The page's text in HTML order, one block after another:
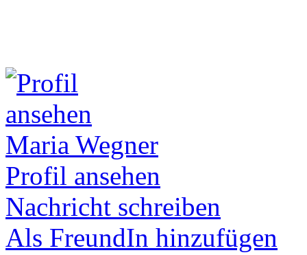
Maria Wegner
Profil ansehen
Nachricht schreiben
Als FreundIn hinzufügen